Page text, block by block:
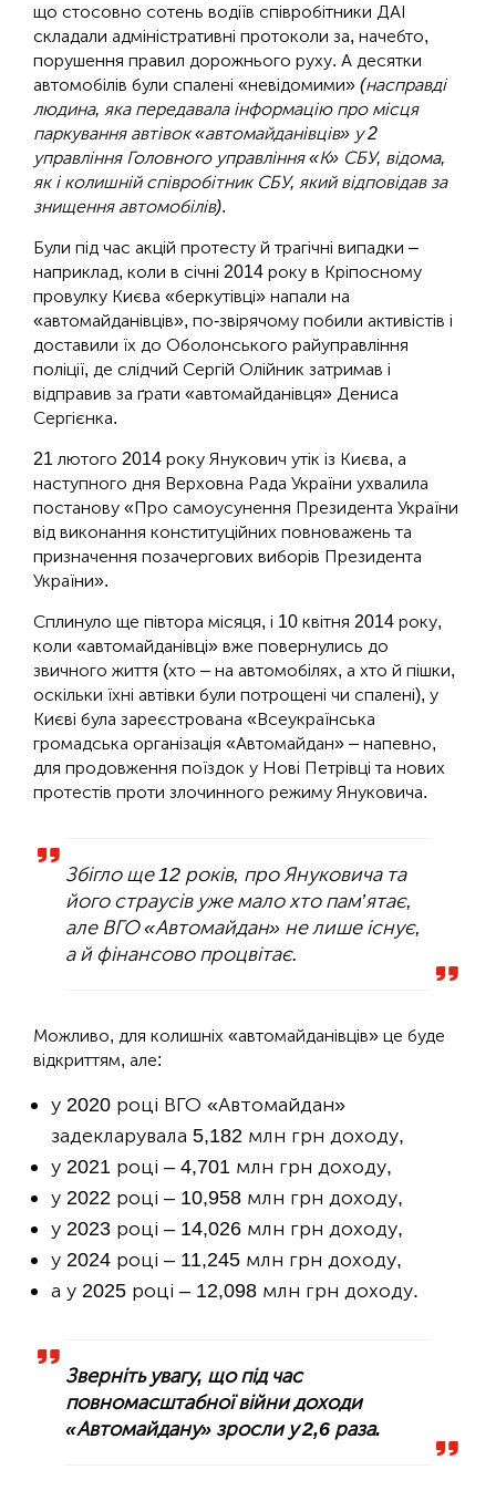
що стосовно сотень водіїв співробітники ДАІ
складали адміністративні протоколи за, начебто,
порушення правил дорожнього руху. А десятки
автомобілів були спалені «невідомими» (насправді
людина, яка передавала інформацію про місця
паркування автівок «автомайданівців» у 2
управління Головного управління «К» СБУ, відома,
як і колишній співробітник СБУ, який відповідав за
знищення автомобілів).
Були під час акцій протесту й трагічні випадки –
наприклад, коли в січні 2014 року в Кріпосному
провулку Києва «беркутівці» напали на
«автомайданівців», по-звірячому побили активістів і
доставили їх до Оболонського райуправління
поліції, де слідчий Сергій Олійник затримав і
відправив за ґрати «автомайданівця» Дениса
Сергієнка.
21 лютого 2014 року Янукович утік із Києва, а
наступного дня Верховна Рада України ухвалила
постанову «Про самоусунення Президента України
від виконання конституційних повноважень та
призначення позачергових виборів Президента
України».
Сплинуло ще півтора місяця, і 10 квітня 2014 року,
коли «автомайданівці» вже повернулись до
звичного життя (хто – на автомобілях, а хто й пішки,
оскільки їхні автівки були потрощені чи спалені), у
Києві була зареєстрована «Всеукраїнська
громадська організація «Автомайдан» – напевно,
для продовження поїздок у Нові Петрівці та нових
протестів проти злочинного режиму Януковича.
Збігло ще 12 років, про Януковича та
його страусів уже мало хто пам’ятає,
але ВГО «Автомайдан» не лише існує,
а й фінансово процвітає.
Можливо, для колишніх «автомайданівців» це буде
відкриттям, але:
у 2020 році ВГО «Автомайдан»
задекларувала 5,182 млн грн доходу,
у 2021 році – 4,701 млн грн доходу,
у 2022 році – 10,958 млн грн доходу,
у 2023 році – 14,026 млн грн доходу,
у 2024 році – 11,245 млн грн доходу,
а у 2025 році – 12,098 млн грн доходу.
Зверніть увагу, що під час
повномасштабної війни доходи
«Автомайдану» зросли у 2,6 раза.